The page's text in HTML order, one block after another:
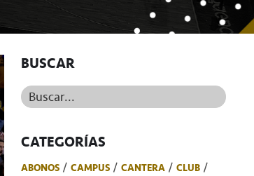
BUSCAR
Buscar...
CATEGORÍAS
ABONOS CAMPUS CANTERA
CLUB